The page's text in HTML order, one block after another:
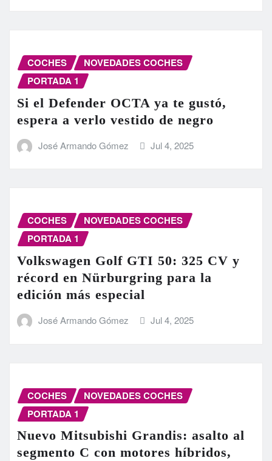
COCHES
NOVEDADES COCHES
PORTADA 1
Si el Defender OCTA ya te gustó,
espera a verlo vestido de negro
José Armando Gómez Jul 4, 2025
COCHES
NOVEDADES COCHES
PORTADA 1
Volkswagen Golf GTI 50: 325 CV y
récord en Nürburgring para la
edición más especial
José Armando Gómez Jul 4, 2025
COCHES
NOVEDADES COCHES
PORTADA 1
Nuevo Mitsubishi Grandis: asalto al
segmento C con motores híbridos,